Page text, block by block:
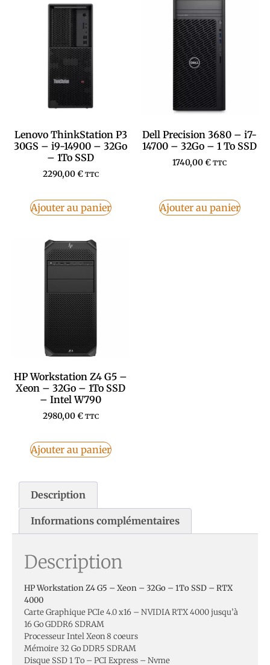
Description
Informations complémentaires
Description
HP Workstation Z4 G5 – Xeon – 32Go – 1To SSD – RTX
4000
Carte Graphique PCIe 4.0 x16 – NVIDIA RTX 4000 jusqu’à
16 Go GDDR6 SDRAM
Processeur Intel Xeon 8 coeurs
Mémoire 32 Go DDR5 SDRAM
Disque SSD 1 To – PCI Express – Nvme
Lenovo ThinkStation P3
30GS – i9-14900 – 32Go
– 1To SSD
2290,00€ TTC
Ajouter au panier
Dell Precision 3680 – i7-
14700 – 32Go – 1 To SSD
1740,00€ TTC
Ajouter au panier
HP Workstation Z4 G5 –
Xeon – 32Go – 1To SSD
– Intel W790
2980,00€ TTC
Ajouter au panier